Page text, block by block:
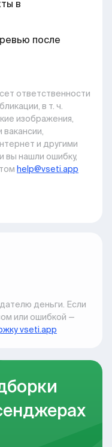
в
после
ответственности
в т. ч.
изображения,
и другими
вы нашли ошибку,
help@vseti.app
деньги. Если
или ошибкой —
vseti.app